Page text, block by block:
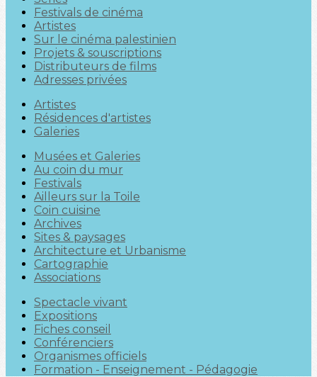
Festivals de cinéma
Artistes
Sur le cinéma palestinien
Projets & souscriptions
Distributeurs de films
Adresses privées
Artistes
Résidences d'artistes
Galeries
Musées et Galeries
Au coin du mur
Festivals
Ailleurs sur la Toile
Coin cuisine
Archives
Sites & paysages
Architecture et Urbanisme
Cartographie
Associations
Spectacle vivant
Expositions
Fiches conseil
Conférenciers
Organismes officiels
Formation - Enseignement - Pédagogie